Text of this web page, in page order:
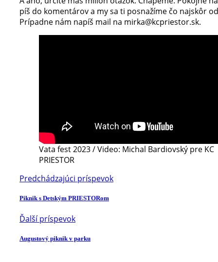
píš do komentárov a my sa ti posnažíme čo najskôr
Prípadne nám napíš mail na mirka@kcpriestor.sk.
Vata fest 2023 / Video: Michal Bardiovský pre KC
PRIESTOR
Predchádzajúci príspevok
Piknik s Detským PRIESTORom
Ďalší príspevok
Augustový piknik v parku